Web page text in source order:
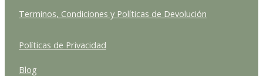
Terminos, Condiciones y Políticas de Devolución
Políticas de Privacidad
Blog